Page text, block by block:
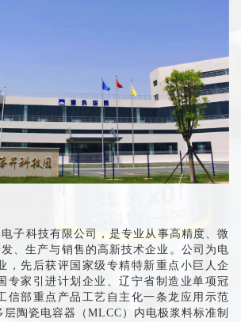
科技有限公司，是专业从事高精度、微
、生产与销售的高新技术企业。公司为电
，先后获评国家级专精特新重点小巨人企
专家引进计划企业、辽宁省制造业单项冠
信部重点产品工艺自主化一条龙应用示范
陶瓷电容器（MLCC）内电极浆料标准制